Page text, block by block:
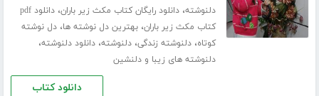
دلنوشته،دانلود رایگان کتاب مکث زیر باران،
دانلود pdf
کتاب مکث زیر باران،بهترین دل نوشته ها،دل نوشته
کوتاه،دلنوشته زندگی،دلنوشته،دانلود دلنوشته،
دلنوشته های زیبا و دلنشین
دانلود کتاب